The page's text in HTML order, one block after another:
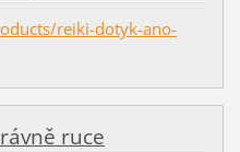
reiki-dotyk-ano-
ruce